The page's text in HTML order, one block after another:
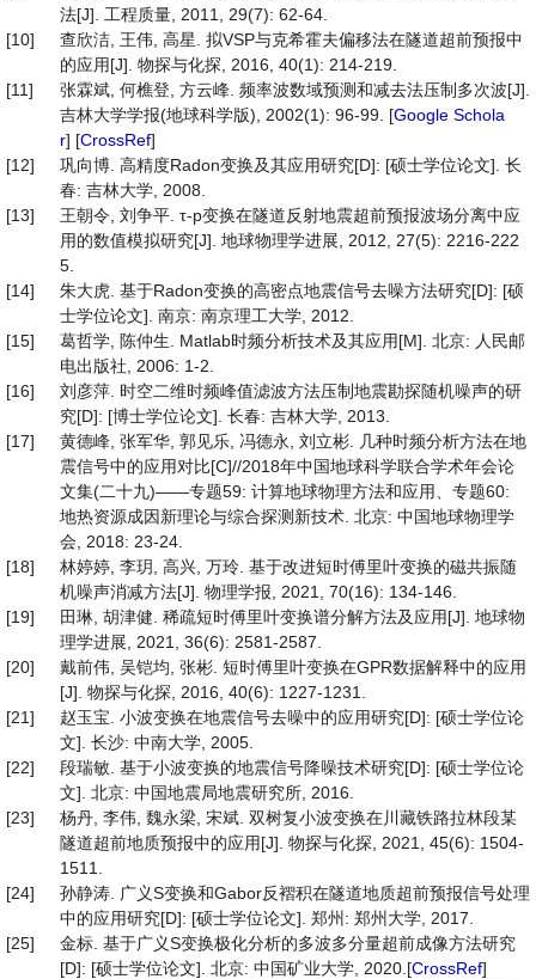
法[J]. 工程质量, 2011, 29(7): 62-64.
[10]
查欣洁, 王伟, 高星. 拟VSP与克希霍夫偏移法在隧道超前预报中
的应用[J]. 物探与化探, 2016, 40(1): 214-219.
[11]
张霖斌, 何樵登, 方云峰. 频率波数域预测和减去法压制多次波[J].
吉林大学学报(地球科学版), 2002(1): 96-99. [Google Schola
r] [CrossRef]
[12]
巩向博. 高精度Radon变换及其应用研究[D]: [硕士学位论文]. 长
春: 吉林大学, 2008.
[13]
王朝令, 刘争平. τ-p变换在隧道反射地震超前预报波场分离中应
用的数值模拟研究[J]. 地球物理学进展, 2012, 27(5): 2216-222
5.
[14]
朱大虎. 基于Radon变换的高密点地震信号去噪方法研究[D]: [硕
士学位论文]. 南京: 南京理工大学, 2012.
[15]
葛哲学, 陈仲生. Matlab时频分析技术及其应用[M]. 北京: 人民邮
电出版社, 2006: 1-2.
[16]
刘彦萍. 时空二维时频峰值滤波方法压制地震勘探随机噪声的研
究[D]: [博士学位论文]. 长春: 吉林大学, 2013.
[17]
黄德峰, 张军华, 郭见乐, 冯德永, 刘立彬. 几种时频分析方法在地
震信号中的应用对比[C]//2018年中国地球科学联合学术年会论
文集(二十九)——专题59: 计算地球物理方法和应用、专题60:
地热资源成因新理论与综合探测新技术. 北京: 中国地球物理学
会, 2018: 23-24.
[18]
林婷婷, 李玥, 高兴, 万玲. 基于改进短时傅里叶变换的磁共振随
机噪声消减方法[J]. 物理学报, 2021, 70(16): 134-146.
[19]
田琳, 胡津健. 稀疏短时傅里叶变换谱分解方法及应用[J]. 地球物
理学进展, 2021, 36(6): 2581-2587.
[20]
戴前伟, 吴铠均, 张彬. 短时傅里叶变换在GPR数据解释中的应用
[J]. 物探与化探, 2016, 40(6): 1227-1231.
[21]
赵玉宝. 小波变换在地震信号去噪中的应用研究[D]: [硕士学位论
文]. 长沙: 中南大学, 2005.
[22]
段瑞敏. 基于小波变换的地震信号降噪技术研究[D]: [硕士学位论
文]. 北京: 中国地震局地震研究所, 2016.
[23]
杨丹, 李伟, 魏永梁, 宋斌. 双树复小波变换在川藏铁路拉林段某
隧道超前地质预报中的应用[J]. 物探与化探, 2021, 45(6): 1504-
1511.
[24]
孙静涛. 广义S变换和Gabor反褶积在隧道地质超前预报信号处理
中的应用研究[D]: [硕士学位论文]. 郑州: 郑州大学, 2017.
[25]
金标. 基于广义S变换极化分析的多波多分量超前成像方法研究
[D]: [硕士学位论文]. 北京: 中国矿业大学, 2020.[CrossRef]